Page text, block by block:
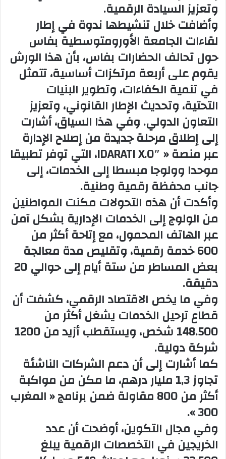
وتعزيز السيادة الرقمية.
وأضافت خلال تنشيطها ندوة في إطار
لقاءات الجامعة الأورومتوسطية بفاس
حول تحالف الحضارات بفاس، بأن هذا الورش
يقوم على أربعة مرتكزات أساسية، تتمثل
في تنمية الكفاءات، وتطوير البنيات
التحتية، وتحديث الإطار القانوني، وتعزيز
التعاون الدولي. وفي هذا السياق، أشارت
إلى إطلاق مرحلة جديدة من إصلاح الإدارة
عبر منصة « IDARATI X.0″، التي توفر تطبيقا
موحدا وولوجا مبسطا إلى الخدمات، إلى
جانب محفظة رقمية وطنية.
وأكدت أن هذه التحولات مكنت المواطنين
من الولوج إلى الخدمات الإدارية بشكل آمن
عبر الهاتف المحمول، مع إتاحة أكثر من
600 خدمة رقمية، وتقليص مدة معالجة
بعض المساطر من ستة أيام إلى حوالي 20
دقيقة.
وفي ما يخص الاقتصاد الرقمي، كشفت أن
قطاع ترحيل الخدمات يشغل أكثر من
148.500 شخص، ويستقطب أزيد من 1200
شركة دولية.
كما أشارت إلى أن دعم الشركات الناشئة
تجاوز 1,3 مليار درهم، ما مكن من مواكبة
أكثر من 800 مقاولة ضمن برنامج « المغرب
300 ».
وفي مجال التكوين، أوضحت أن عدد
الخريجين في التخصصات الرقمية يبلغ